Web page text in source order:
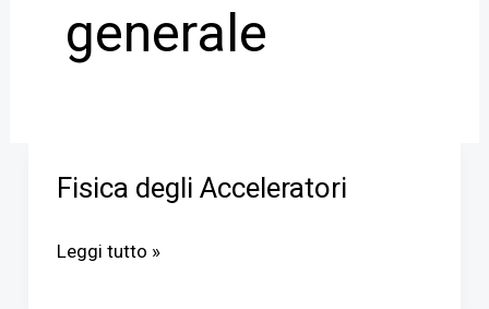
generale
Fisica degli Acceleratori
Fisica
Acceleratori
Leggi tutto »